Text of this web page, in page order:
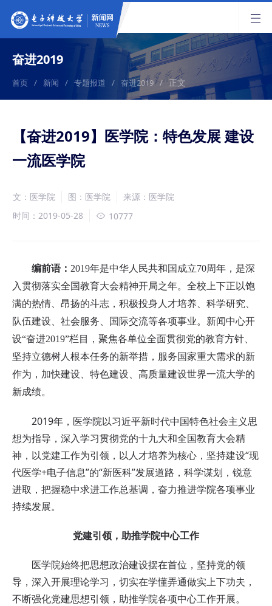
奋进2019
首页 / 新闻 / 专题报道 / 奋进2019 / 正文
【奋进2019】医学院：特色发展 建设
一流医学院
文：医学院 图：医学院
来源：医学院
时间：2019-05-28
10777
编前语： 2019年是中华人民共和国成立70周年，是深
入贯彻落实全国教育大会精神开局之年。全校上下正以饱
满的热情、昂扬的斗志，积极投身人才培养、科学研究、
队伍建设、社会服务、国际交流等各项事业。新闻中心开
设“奋进2019”栏目，聚焦各单位全面贯彻党的教育方针、
坚持立德树人根本任务的新举措，服务国家重大需求的新
作为，加快建设、特色建设、高质量建设世界一流大学的
新成绩。
2019年，医学院以习近平新时代中国特色社会主义思
想为指导，深入学习贯彻党的十九大和全国教育大会精
神，以党建工作为引领，以人才培养为核心，坚持建设“现
代医学+电子信息”的“新医科”发展道路，科学谋划，锐意
进取，把握稳中求进工作总基调，奋力推进学院各项事业
持续发展。
党建引领，助推学院中心工作
医学院始终把思想政治建设摆在首位，坚持党的领
导，深入开展理论学习，切实在学懂弄通做实上下功夫，
不断强化党建思想引领，助推学院各项中心工作开展。